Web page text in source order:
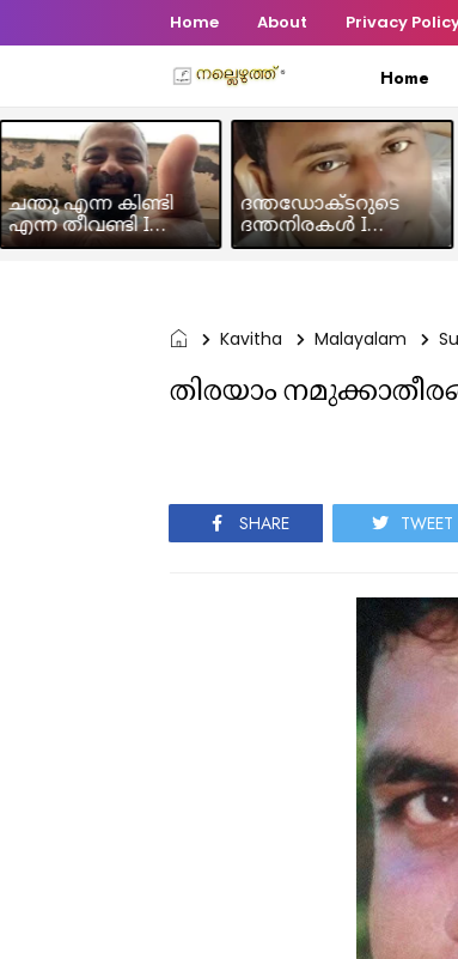
Home About Privacy
Home
ചന്തു എന്ന കിണ്ടി
എന്ന തീവണ്ടി I
Humour Story I Rajeev
ദന്തഡോക്ടറുടെ
ദന്തനിരകൾ I
Humour I Hussain MK
Kavitha Malayalam
തിരയാം
SHARE TWEET